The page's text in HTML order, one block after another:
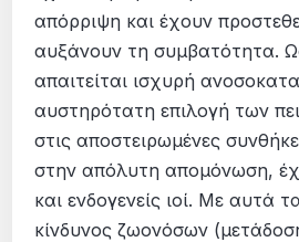
απόρριψη και έχουν
αυξάνουν τη συμβατότητα.
απαιτείται ισχυρή
αυστηρότατη επιλογή των
στις αποστειρωμένες
στην απόλυτη απομόνωση,
και ενδογενείς ιοί. Με αυτά
κίνδυνος ζωονόσων